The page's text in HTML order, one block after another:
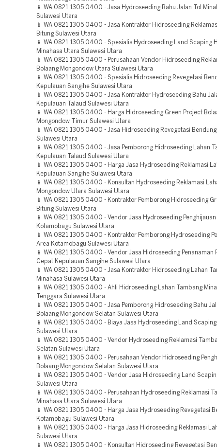
📱 WA 0821 1305 0400 - Jasa Hydroseeding Bahu Jalan Tol
Sulawesi Utara
📱 WA 0821 1305 0400 - Jasa Kontraktor Hidroseeding
Bitung Sulawesi Utara
📱 WA 0821 1305 0400 - Spesialis Hydroseeding Land Scaping
Minahasa Utara Sulawesi Utara
📱 WA 0821 1305 0400 - Perusahaan Vendor Hidroseeding
Bolaang Mongondow Utara Sulawesi Utara
📱 WA 0821 1305 0400 - Spesialis Hidroseeding Revegetasi
Kepulauan Sangihe Sulawesi Utara
📱 WA 0821 1305 0400 - Jasa Kontraktor Hydroseeding Bahu
Kepulauan Talaud Sulawesi Utara
📱 WA 0821 1305 0400 - Harga Hidroseeding Green Project
Mongondow Timur Sulawesi Utara
📱 WA 0821 1305 0400 - Jasa Hidroseeding Revegetasi
Sulawesi Utara
📱 WA 0821 1305 0400 - Jasa Pemborong Hidroseeding Lahan
Kepulauan Talaud Sulawesi Utara
📱 WA 0821 1305 0400 - Harga Jasa Hydroseeding Reklamasi
Kepulauan Sangihe Sulawesi Utara
📱 WA 0821 1305 0400 - Konsultan Hydroseeding Reklamasi
Mongondow Utara Sulawesi Utara
📱 WA 0821 1305 0400 - Kontraktor Pemborong Hidroseeding
Bitung Sulawesi Utara
📱 WA 0821 1305 0400 - Vendor Jasa Hydroseeding Penghijauan
Kotamobagu Sulawesi Utara
📱 WA 0821 1305 0400 - Kontraktor Pemborong Hydroseeding
Area Kotamobagu Sulawesi Utara
📱 WA 0821 1305 0400 - Vendor Jasa Hidroseeding Penanaman
Cepat Kepulauan Sangihe Sulawesi Utara
📱 WA 0821 1305 0400 - Jasa Kontraktor Hidroseeding Lahan
Minahasa Sulawesi Utara
📱 WA 0821 1305 0400 - Ahli Hidroseeding Lahan Tambang
Tenggara Sulawesi Utara
📱 WA 0821 1305 0400 - Jasa Pemborong Hidroseeding Bahu
Bolaang Mongondow Selatan Sulawesi Utara
📱 WA 0821 1305 0400 - Biaya Jasa Hydroseeding Land
Sulawesi Utara
📱 WA 0821 1305 0400 - Vendor Hydroseeding Reklamasi
Selatan Sulawesi Utara
📱 WA 0821 1305 0400 - Perusahaan Vendor Hidroseeding
Bolaang Mongondow Selatan Sulawesi Utara
📱 WA 0821 1305 0400 - Vendor Jasa Hidroseeding Land
Sulawesi Utara
📱 WA 0821 1305 0400 - Perusahaan Hydroseeding Reklamasi
Minahasa Utara Sulawesi Utara
📱 WA 0821 1305 0400 - Harga Jasa Hydroseeding Revegetasi
Kotamobagu Sulawesi Utara
📱 WA 0821 1305 0400 - Harga Jasa Hidroseeding Reklamasi
Sulawesi Utara
📱 WA 0821 1305 0400 - Konsultan Hidroseeding Revegetasi